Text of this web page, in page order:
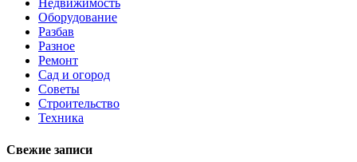
Недвижимость
Оборудование
Разбав
Разное
Ремонт
Сад и огород
Советы
Строительство
Техника
Свежие записи